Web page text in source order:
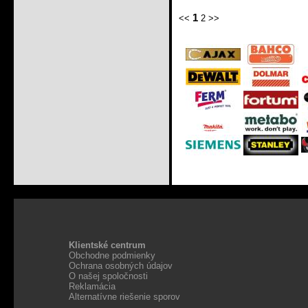
<< 1 2 >>
Klientské centrum
Obchodne podmienky
Ochrana osobných údajov
O našej spoločnosti
Reklamácia
Alternatívne riešenie sporov